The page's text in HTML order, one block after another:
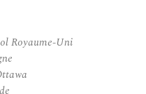
Royaume-Uni